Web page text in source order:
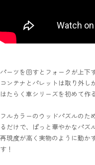
パーツを回すとフォークが上下
コンテナとパレットは取り外し
はたらく車シリーズを初めて作
フルカラーのウッドパズルのた
るだけで、ぱっと華やかなパズ
再現度が高く実物のように動か
す！